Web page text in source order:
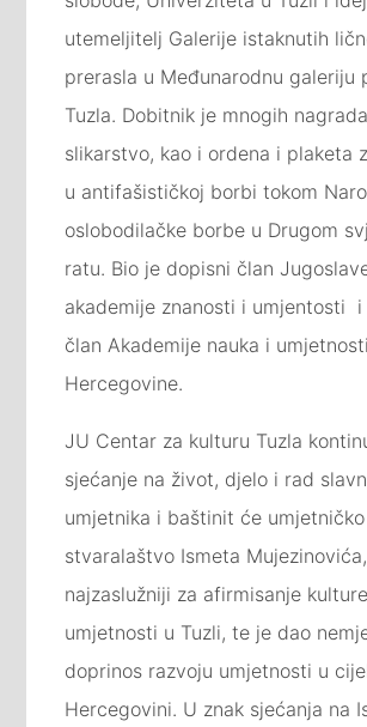
utemeljitelj Galerije istaknutih
prerasla u Međunarodnu galeriju
Tuzla. Dobitnik je mnogih
slikarstvo, kao i ordena i plaketa
u antifašističkoj borbi tokom
oslobodilačke borbe u Drugom
ratu. Bio je dopisni član
akademije znanosti i umjentosti i
član Akademije nauka i
Hercegovine.
JU Centar za kulturu Tuzla
sjećanje na život, djelo i rad
umjetnika i baštinit će umjetničko
stvaralaštvo Ismeta
najzaslužniji za afirmisanje
umjetnosti u Tuzli, te je dao
doprinos razvoju umjetnosti u
Hercegovini. U znak sjećanja na